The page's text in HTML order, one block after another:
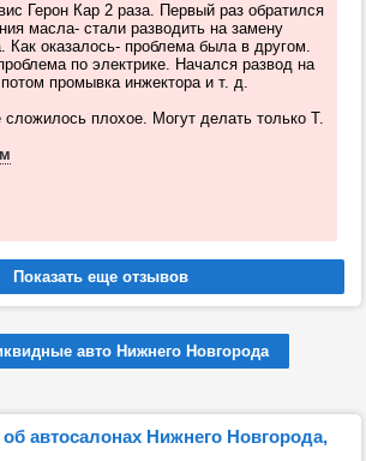
Герон Кар 2 раза. Первый раз обратился
масла- стали разводить на замену
Как оказалось- проблема была в другом.
по электрике. Начался развод на
промывка инжектора и т. д.
сложилось плохое. Могут делать только Т.
авто Нижнего Новгорода
автосалонах Нижнего Новгорода,